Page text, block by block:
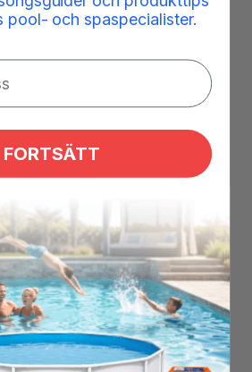
kredsløbskort
dobbelt hastighed
dobbelt hastighed
dobbelt hastighed
pool- och spaspecialister.
FORTSÄTT